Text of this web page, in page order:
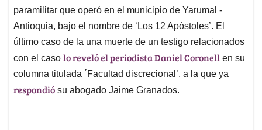
paramilitar que operó en el municipio de Yarumal -
Antioquia, bajo el nombre de ‘Los 12 Apóstoles’. El
último caso de la una muerte de un testigo relacionados
con el caso lo reveló el periodista Daniel Coronell en su
columna titulada ´Facultad discrecional’, a la que ya
respondió su abogado Jaime Granados.